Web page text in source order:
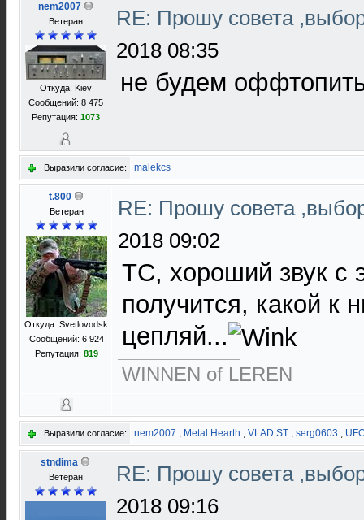
nem2007
Ветеран
Откуда: Kiev
Сообщений: 8 475
Репутация: 1073
RE: Прошу совета
2018 08:35
не будем
Выразили согласие: malekcs
t.800
Ветеран
Откуда: Svetlovodsk
Сообщений: 6 924
Репутация: 819
RE: Прошу совета
2018 09:02
ТС, хороший звук с
получится, какой к
цепляй...
WINNEN of LEREN
Выразили согласие: nem2007 , Metal Hearth , VLAD ST , serg0603 ,
stndima
Ветеран
RE: Прошу совета
2018 09:16